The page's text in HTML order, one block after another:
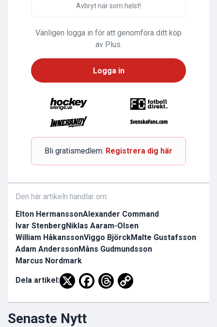
Avbryt när som helst!
Vänligen logga in för att genomföra ditt köp
av Plus.
Logga in
Bli gratismedlem. Registrera dig här
Den här artikeln handlar om:
Elton HermanssonAlexander Command
Ivar StenbergNiklas Aaram-Olsen
William HåkanssonViggo BjörckMalte Gustafsson
Adam AnderssonMåns Gudmundsson
Marcus Nordmark
Dela artikel:
Senaste Nytt